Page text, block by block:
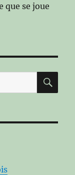
que se joue